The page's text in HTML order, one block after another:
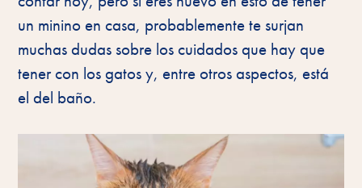
un minino en casa, probablemente te surjan
muchas dudas sobre los cuidados que hay que
tener con los gatos y, entre otros aspectos, está
el del baño.